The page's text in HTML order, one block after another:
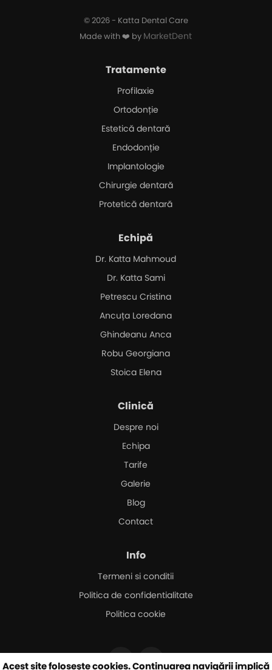
Acest site folosește cookies. Continuarea navigării implică
© 2026 - Katta Dental Care
Made with ❤️ by MarketDent
Tratamente
Profilaxie
Ortodonție
Estetică dentară
Endodonție
Implantologie
Chirurgie dentară
Protetică dentară
Echipă
Dr. Katta Mahmoud
Dr. Katta Sami
Petrescu Cristina
Ancuța Loredana
Ghindeanu Anca
Robu Georgiana
Stoica Elena
Clinică
Despre noi
Echipa
Tarife
Galerie
Blog
Contact
Info
Termeni si conditii
Politica de confidentialitate
Politica cookie